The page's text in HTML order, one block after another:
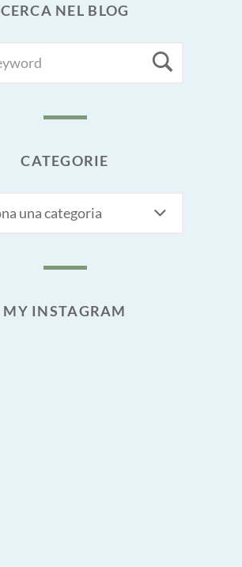
CERCA NEL BLOG
CATEGORIE
MY INSTAGRAM